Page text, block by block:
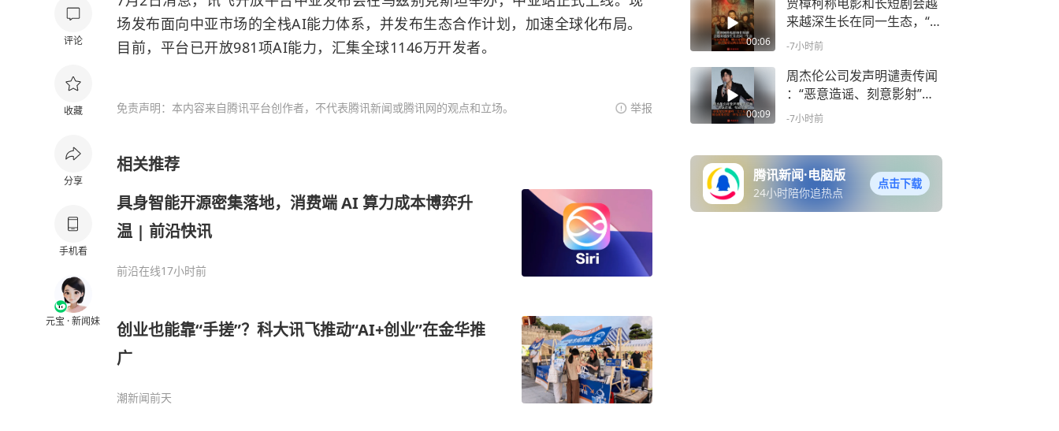
评论
收藏
分享
手机看
元宝 · 新闻妹
场发布面向中亚市场的全栈AI能力体系，并发布生态合作计划，加速全球化布局。
目前，平台已开放981项AI能力，汇集全球1146万开发者。
免责声明：本内容来自腾讯平台创作者，不代表腾讯新闻或腾讯网的观点和立场。 举报
相关推荐
具身智能开源密集落地，消费端 AI 算力成本博弈升
温 | 前沿快讯
前沿在线17小时前
创业也能靠“手搓”？科大讯飞推动“AI+创业”在金华推
广
潮新闻前天
00:06
来越深生长在同一生态，“今
天拍电影，明天可能拍短
-7小时前
00:09
周杰伦公司发声明谴责传闻
：“恶意造谣、刻意影射”，
卓伟无实锤爆料“天王私生
-7小时前
腾讯新闻·电脑版
24小时陪你追热点
点击下载